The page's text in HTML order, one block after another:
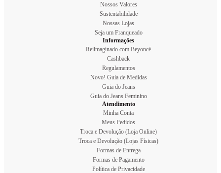
Nossos Valores
Sustentabilidade
Nossas Lojas
Seja um Franqueado
Informações
Reiimaginado com Beyoncé
Cashback
Regulamentos
Novo! Guia de Medidas
Guia do Jeans
Guia do Jeans Feminino
Atendimento
Minha Conta
Meus Pedidos
Troca e Devolução (Loja Online)
Troca e Devolução (Lojas Físicas)
Formas de Entrega
Formas de Pagamento
Política de Privacidade